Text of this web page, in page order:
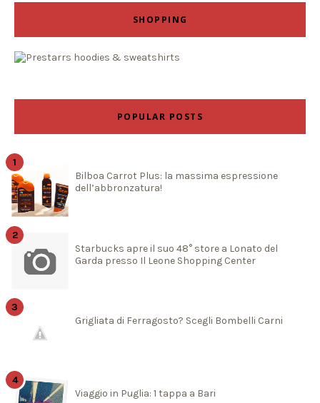
SHOPPING
POPULAR POSTS
Bilboa Carrot Plus: la massima espressione
dell’abbronzatura!
Starbucks apre il suo 48° store a Lonato del
Garda presso Il Leone Shopping Center
Grigliata di Ferragosto? Scegli Bombelli Carni
Viaggio in Puglia: 1 tappa a Bari